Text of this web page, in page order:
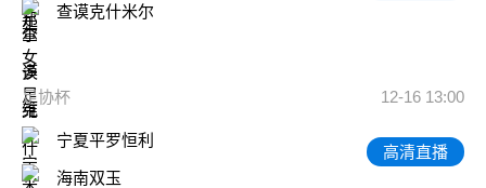
查谟克什米尔
足协杯 12-16 13:00
宁夏平罗恒利
海南双玉
高清直播